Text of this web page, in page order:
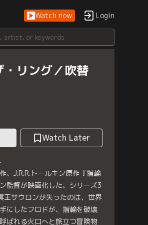
Watch now Login
リング／吹替
Watch Later
、J.R.R.トールキン原作『指輪
監督が映画化した、シリーズ3
王サウロンが失ったのは、世界
にしたフロドが、指輪を破壊
ばれる火口へと旅立つ冒険物